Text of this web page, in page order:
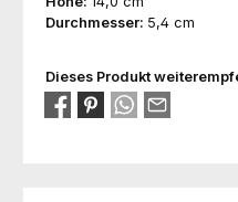
Durchmesser: 5,4 cm
Dieses Produkt